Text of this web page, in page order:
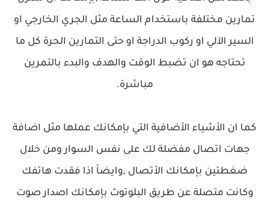
تمارين مختلفة باستخدام الساعة مثل الجري الخارجي او
السير الآلي او ركوب الدراجة او حتى التمارين الحرة كل ما
تحتاجه هو ان تضبط الوقت والهدف والبدء بالتمرين
مباشرة.
كما ان الأشياء الأضافية التي بإمكانك عملها مثل اضافة
جهات اتصال مفضلة لك على نفس السوارومن خلال
ضغطتين بإمكانك الأتصال ,وايضاَ اذا فقدت هاتفك
وكانت متصلة عن طريق البلوتوث بإمكانك اصدار صوت